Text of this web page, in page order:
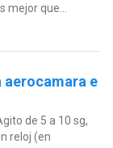
que...
aerocamara e
de 5 a 10 sg,
reloj (en